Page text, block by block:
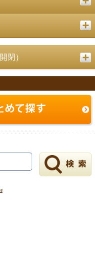
閉）